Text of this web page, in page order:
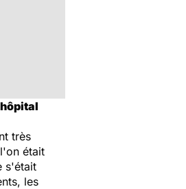
très
était
s'était
les